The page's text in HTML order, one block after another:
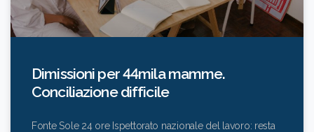
Dimissioni per 44mila mamme.
Conciliazione difficile
Fonte Sole 24 ore Ispettorato nazionale del lavoro: resta